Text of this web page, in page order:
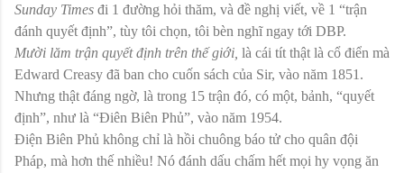
Sunday Times đi 1 đường hỏi thăm, và đề nghị viết, về 1 “trận
đánh quyết định”, tùy tôi chọn, tôi bèn nghĩ ngay tới DBP.
Mười lăm trận quyết định trên thế giới, là cái tít thật là cổ điển mà
Edward Creasy đã ban cho cuốn sách của Sir, vào năm 1851.
Nhưng thật đáng ngờ, là trong 15 trận đó, có một, bảnh, “quyết
định”, như là “Điên Biên Phủ”, vào năm 1954.
Điện Biên Phủ không chỉ là hồi chuông báo tử cho quân đội
Pháp, mà hơn thế nhiều! Nó đánh dấu chấm hết mọi hy vọng ăn